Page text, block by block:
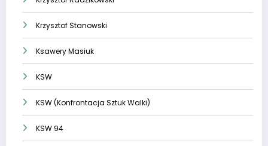
Krzysztof Stanowski
Ksawery Masiuk
KSW
KSW (Konfrontacja Sztuk Walki)
KSW 94